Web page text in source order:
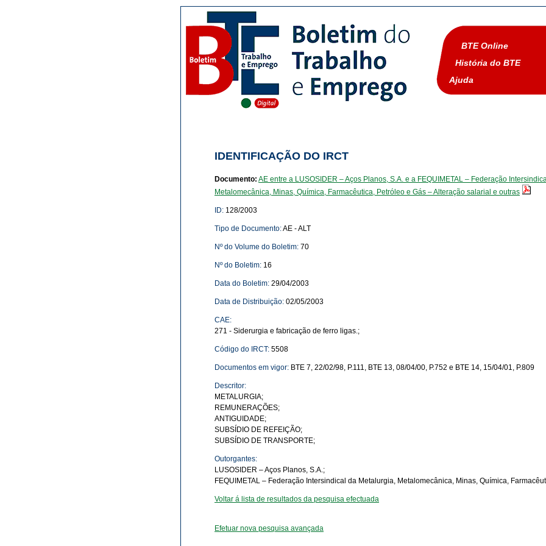
BTE Online
História do BTE
Ajuda
IDENTIFICAÇÃO DO IRCT
Documento: AE entre a LUSOSIDER – Aços Planos, S.A. e a FEQUIMETAL – Federação
Metalomecânica, Minas, Química, Farmacêutica, Petróleo e Gás – Alteração salarial e outras
ID: 128/2003
Tipo de Documento:AE - ALT
Nº do Volume do Boletim: 70
Nº do Boletim: 16
Data do Boletim: 29/04/2003
Data de Distribuição: 02/05/2003
CAE:
271 - Siderurgia e fabricação de ferro ligas.;
Código do IRCT: 5508
Documentos em vigor: BTE 7, 22/02/98, P.111, BTE 13, 08/04/00, P.752 e BTE 14, 15/04/01, P.809
Descritor:
METALURGIA;
REMUNERAÇÕES;
ANTIGUIDADE;
SUBSÍDIO DE REFEIÇÃO;
SUBSÍDIO DE TRANSPORTE;
Outorgantes:
LUSOSIDER – Aços Planos, S.A.;
FEQUIMETAL – Federação Intersindical da Metalurgia, Metalomecânica, Minas, Química,
Voltar á lista de resultados da pesquisa efectuada
Efetuar nova pesquisa avançada